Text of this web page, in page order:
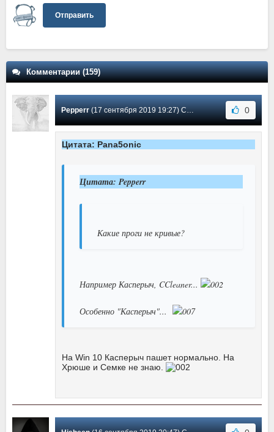
Отправить
Комментарии (159)
Pepperr(17 сентября 2019 19:27) Сообщение #110 0
Цитата: Pana5onic
Цитата: Pepperr
Какие проги не кривые?
Например Касперыч, CCleaner...
Особенно "Касперыч"...
На Win 10 Касперыч пашет нормально. На
Хрюше и Семке не знаю.